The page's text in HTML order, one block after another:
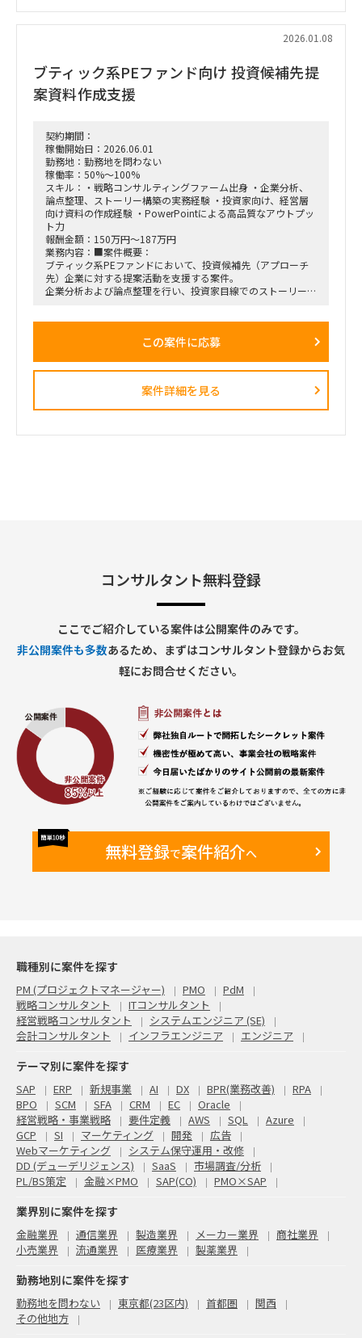
働き方：リモートと出社のハイブリッド（出社時は六本木）
期間：7月下旬頃から9/30頃
2026.01.08
ブティック系PEファンド向け 投資候補先提
案資料作成支援
契約期間：
稼働開始日：2026.06.01
勤務地：勤務地を問わない
稼働率：50%～100%
スキル：・戦略コンサルティングファーム出身 ・企業分析、
論点整理、ストーリー構築の実務経験 ・投資家向け、経営層
向け資料の作成経験 ・PowerPointによる高品質なアウトプッ
ト力
報酬金額：150万円～187万円
業務内容：■案件概要：
ブティック系PEファンドにおいて、投資候補先（アプローチ
先）企業に対する提案活動を支援する案件。
企業分析および論点整理を行い、投資家目線でのストーリー構
・投資家目線での論点整理、ストーリー構築
・PEファンド担当者とのディスカッションを踏まえた資料修
正・高度化
■体制：
■出社の仕方について：
完全リモート
この案件に応募
案件詳細を見る
コンサルタント無料登録
ここでご紹介している案件は公開案件のみです。
非公開案件も多数あるため、まずはコンサルタント登録からお気
軽にお問合せください。
無料登録で案件紹介へ
職種別に案件を探す
PM (プロジェクトマネージャー) PMO
PdM
戦略コンサルタント
ITコンサルタント
経営戦略コンサルタント
システムエンジニア (SE)
会計コンサルタント
インフラエンジニア エンジニア
テーマ別に案件を探す
SAP ERP 新規事業 AI DX BPR(業務改善)
RPA
BPO
SCM SFA CRM EC
Oracle
経営戦略・事業戦略
要件定義 AWS SQL
Azure
GCP
SI マーケティング 開発
広告
Webマーケティング
システム保守運用・改修
DD (デューデリジェンス)
SaaS
市場調査/分析
PL/BS策定
金融×PMO SAP(CO) PMO×SAP
業界別に案件を探す
金融業界 通信業界 製造業界 メーカー業界
商社業界
小売業界
流通業界 医療業界 製薬業界
勤務地別に案件を探す
勤務地を問わない 東京都(23区内) 首都圏
関西
その他地方